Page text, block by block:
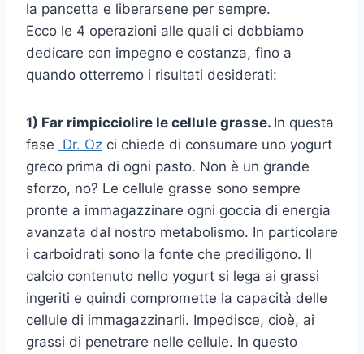
la pancetta e liberarsene per sempre.
Ecco le 4 operazioni alle quali ci dobbiamo
dedicare con impegno e costanza, fino a
quando otterremo i risultati desiderati:
1) Far rimpicciolire le cellule grasse. In questa
fase Dr. Oz ci chiede di consumare uno yogurt
greco prima di ogni pasto. Non è un grande
sforzo, no? Le cellule grasse sono sempre
pronte a immagazzinare ogni goccia di energia
avanzata dal nostro metabolismo. In particolare
i carboidrati sono la fonte che prediligono. Il
calcio contenuto nello yogurt si lega ai grassi
ingeriti e quindi compromette la capacità delle
cellule di immagazzinarli. Impedisce, cioè, ai
grassi di penetrare nelle cellule. In questo